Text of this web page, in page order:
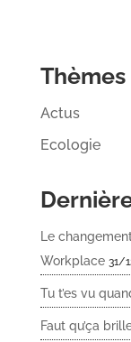
Thèmes
Actus
Ecologie
Le
Workplace 31/
Tu t’es vu
Faut qu’ça